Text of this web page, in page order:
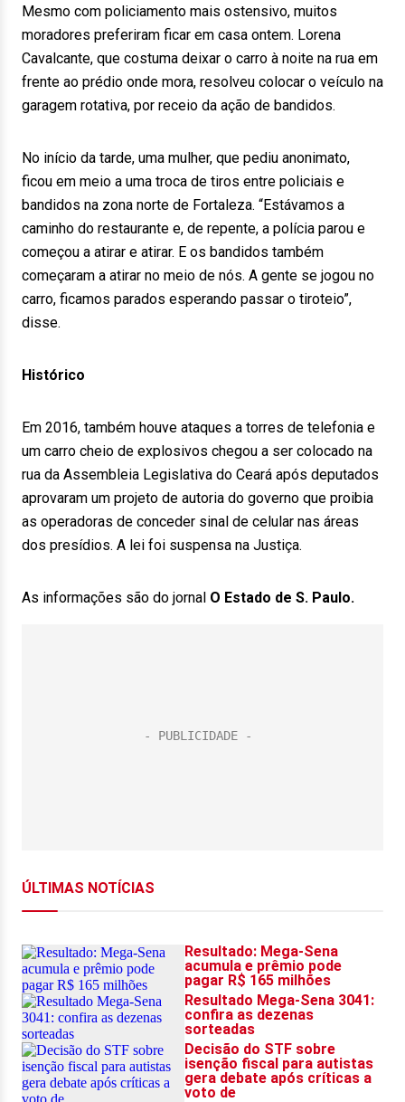
Mesmo com policiamento mais ostensivo, muitos
moradores preferiram ficar em casa ontem. Lorena
Cavalcante, que costuma deixar o carro à noite na rua em
frente ao prédio onde mora, resolveu colocar o veículo na
garagem rotativa, por receio da ação de bandidos.
No início da tarde, uma mulher, que pediu anonimato,
ficou em meio a uma troca de tiros entre policiais e
bandidos na zona norte de Fortaleza. “Estávamos a
caminho do restaurante e, de repente, a polícia parou e
começou a atirar e atirar. E os bandidos também
começaram a atirar no meio de nós. A gente se jogou no
carro, ficamos parados esperando passar o tiroteio”,
disse.
Histórico
Em 2016, também houve ataques a torres de telefonia e
um carro cheio de explosivos chegou a ser colocado na
rua da Assembleia Legislativa do Ceará após deputados
aprovaram um projeto de autoria do governo que proibia
as operadoras de conceder sinal de celular nas áreas
dos presídios. A lei foi suspensa na Justiça.
As informações são do jornal O Estado de S. Paulo.